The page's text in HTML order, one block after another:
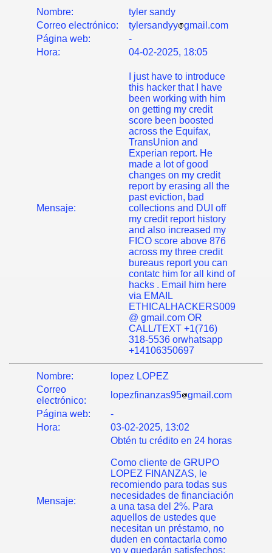
Nombre:
tyler sandy
Correo electrónico:
tylersandyy gmail.com
Página web:
-
Hora:
04-02-2025, 18:05
Mensaje:
I just have to introduce
this hacker that I have
been working with him
on getting my credit
score been boosted
across the Equifax,
TransUnion and
Experian report. He
made a lot of good
changes on my credit
report by erasing all the
past eviction, bad
collections and DUI off
my credit report history
and also increased my
FICO score above 876
across my three credit
bureaus report you can
contatc him for all kind of
hacks . Email him here
via EMAIL
ETHICALHACKERS009
@ gmail.com OR
CALL/TEXT ‪+1(716)
318-5536 orwhatsapp
+14106350697
Nombre:
lopez LOPEZ
Correo
electrónico:
lopezfinanzas95 gmail.com
Página web:
-
Hora:
03-02-2025, 13:02
Mensaje:
Obtén tu crédito en 24 horas
Como cliente de GRUPO
LOPEZ FINANZAS, le
recomiendo para todas sus
necesidades de financiación
a una tasa del 2%. Para
aquellos de ustedes que
necesitan un préstamo, no
duden en contactarla como
yo y quedarán satisfechos: